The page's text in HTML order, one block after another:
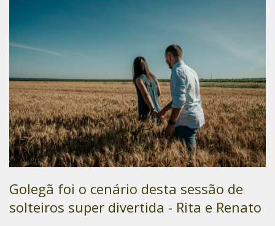
Golegã foi o cenário desta sessão de
solteiros super divertida - Rita e Renato